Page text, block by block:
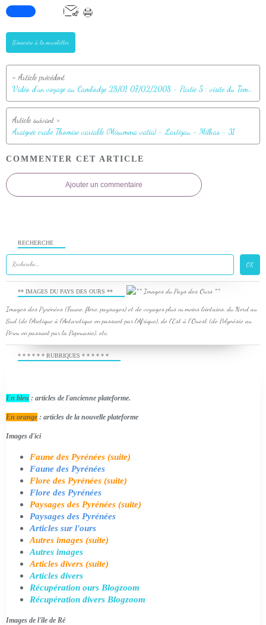
S'inscrire à la newsletter
Vidéo d'un voyage au Cambodge 28/01 07/02/2008 - Partie 5 : visite du Temple Angkor Vat puis observation du coucher de soleil depuis le Mont Phnom Bakhend
Araignée crabe Thomise variable (Misumena vatia) - Lartigau - Milhas - 31
COMMENTER CET ARTICLE
Ajouter un commentaire
RECHERCHE
** IMAGES DU PAYS DES OURS **
Images des Pyrénées (Faune, flore, paysages) et de voyages plus ou moins lointains, du Nord au
Sud (de l'Arctique à l'Antarctique en passant par l'Afrique), de l'Est à l'Ouest (de Polynésie au
Pérou en passant par la Papouasie), etc.
* * * * * * RUBRIQUES * * * * * *
En bleu : articles de l'ancienne plateforme.
En orange : articles de la nouvelle plateforme
Images d'ici
Faune des Pyrénées (suite)
Faune des Pyrénées
Flore des Pyrénées (suite)
Flore des Pyrénées
Paysages des Pyrénées (suite)
Paysages des Pyrénées
Articles sur l'ours
Autres images (suite)
Autres images
Articles divers (suite)
Articles divers
Récupération ours Blogzoom
Récupération divers Blogzoom
Images de l'île de Ré